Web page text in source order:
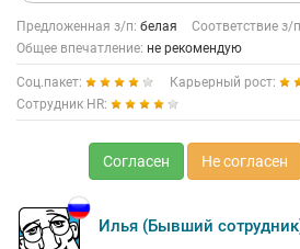
Предложенная з/п: белая Соответствие з/
Общее впечатление: не рекомендую
Соц.пакет:
Карьерный рост:
Сотрудник HR:
Согласен Не согласен
Илья (Бывший